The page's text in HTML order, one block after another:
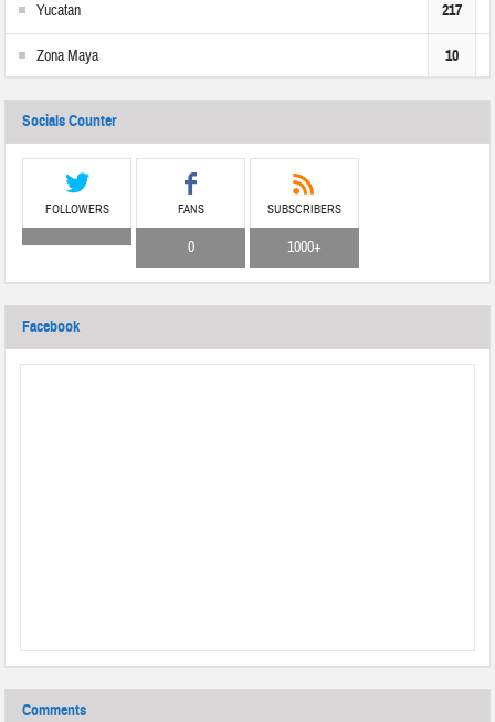
Yucatan 217
Zona Maya 10
Socials Counter
FOLLOWERS FANS
0
SUBSCRIBERS
1000+
Facebook
Comments